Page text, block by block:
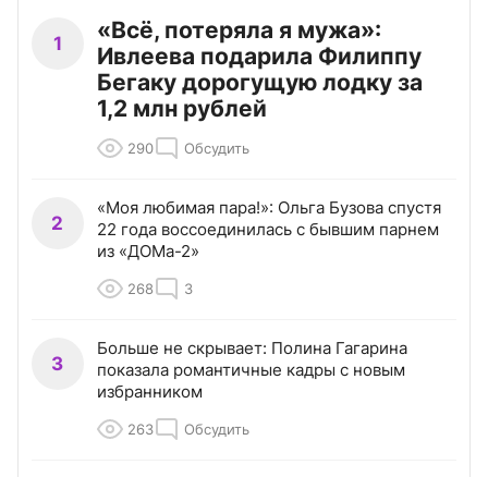
1
«Всё, потеряла я мужа»:
Ивлеева подарила Филиппу
Бегаку дорогущую лодку за
1,2 млн рублей
290 Обсудить
2
«Моя любимая пара!»: Ольга Бузова спустя
22 года воссоединилась с бывшим парнем
из «ДОМа-2»
268 3
3
Больше не скрывает: Полина Гагарина
показала романтичные кадры с новым
избранником
263 Обсудить